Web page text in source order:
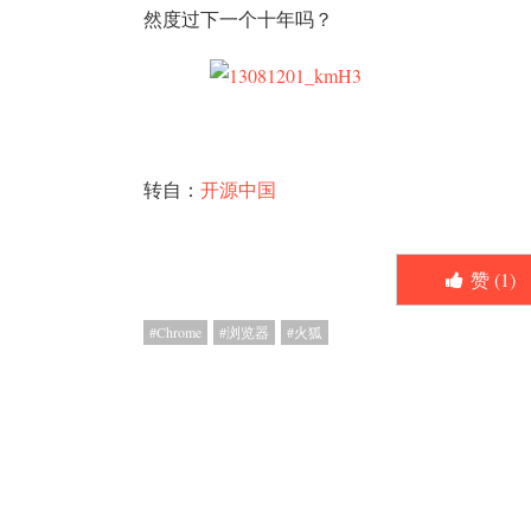
然度过下一个十年吗？
转自： 开源中国
赞 (1)
Chrome 浏览器 火狐